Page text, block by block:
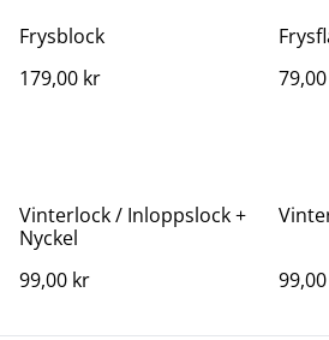
Frysblock
179,00 kr
Vinterlock / Inloppslock +
Nyckel
99,00 kr